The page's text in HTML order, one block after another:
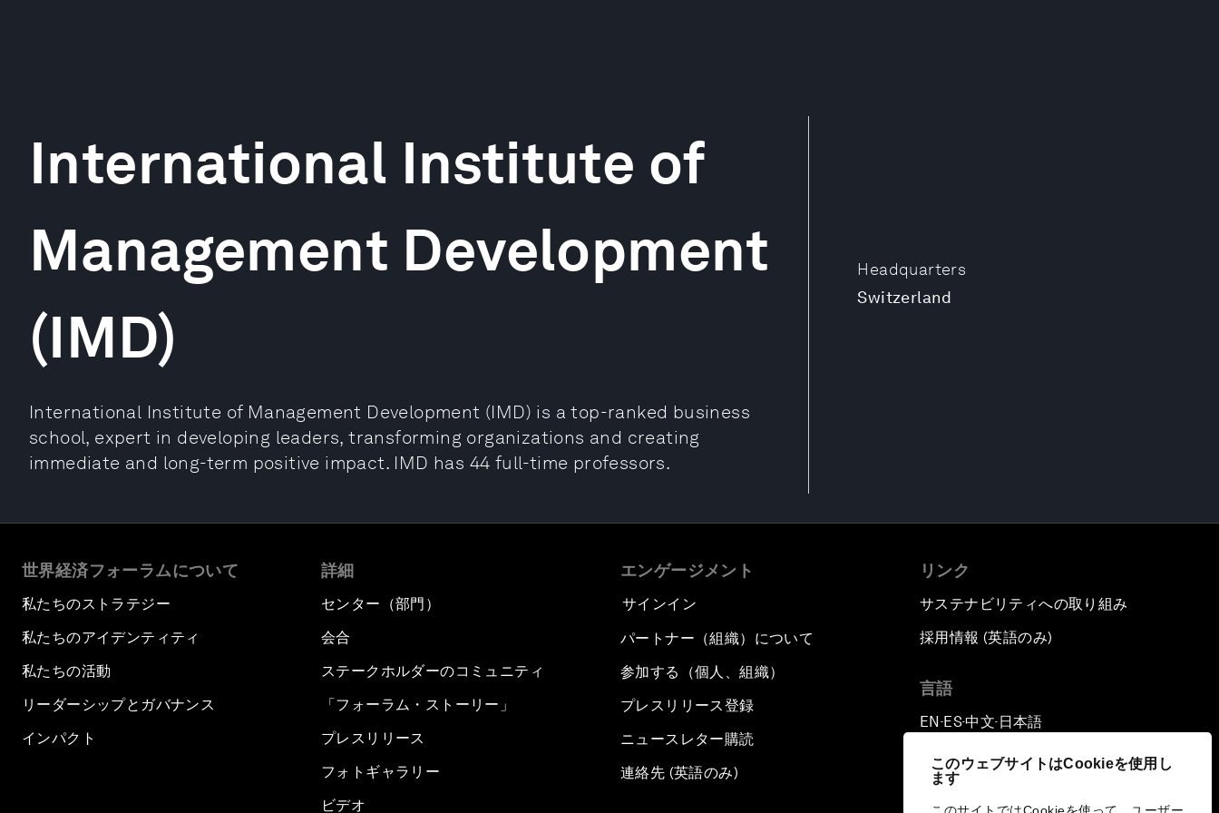
このウェブサイトはCookieを使用し
ます
Headquarters
Switzerland
International Institute of
Management Development
(IMD)
International Institute of Management Development (IMD) is a top-ranked business
school, expert in developing leaders, transforming organizations and creating
immediate and long-term positive impact. IMD has 44 full-time professors.
世界経済フォーラムについて
私たちのストラテジー
私たちのアイデンティティ
私たちの活動
リーダーシップとガバナンス
インパクト
詳細
センター（部門）
会合
ステークホルダーのコミュニティ
「フォーラム・ストーリー」
プレスリリース
フォトギャラリー
ビデオ
エンゲージメント
サインイン
パートナー（組織）について
参加する（個人、組織）
プレスリリース登録
ニュースレター購読
連絡先 (英語のみ)
リンク
サステナビリティへの取り組み
採用情報 (英語のみ)
言語
EN ▪ES▪中文▪ 日本語